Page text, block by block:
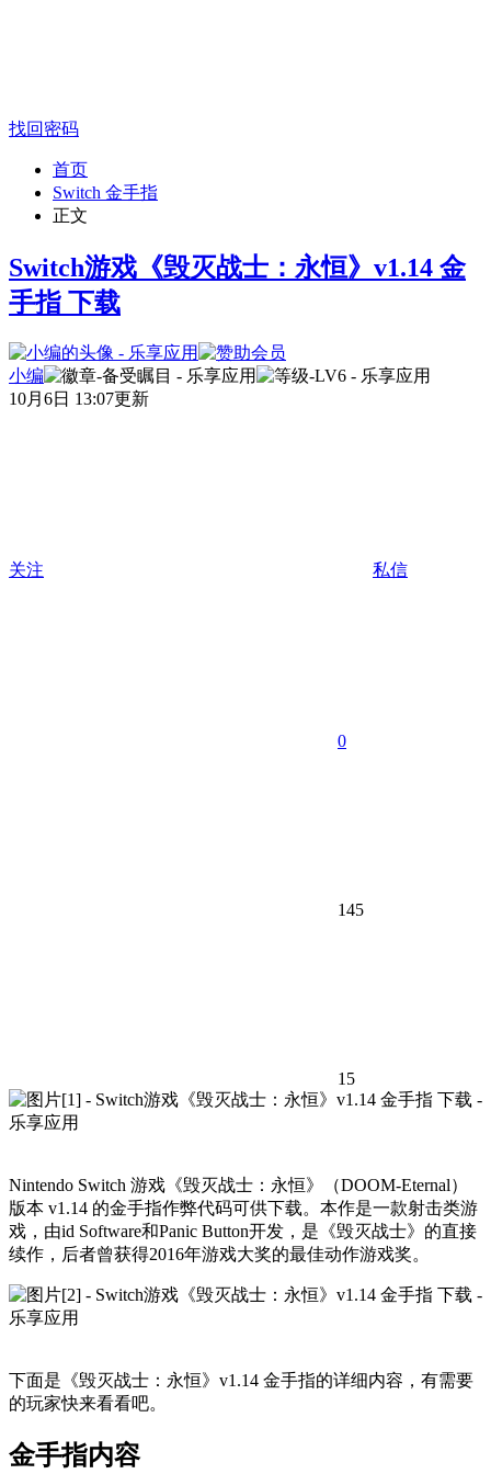
找回密码
首页
Switch 金手指
正文
Switch游戏《毁灭战士：永恒》v1.14 金
手指 下载
小编
10月6日 13:07更新
关注 私信
0
145
15
Nintendo Switch 游戏《毁灭战士：永恒》（DOOM-Eternal）
版本 v1.14 的金手指作弊代码可供下载。本作是一款射击类游
戏，由id Software和Panic Button开发，是《毁灭战士》的直接
续作，后者曾获得2016年游戏大奖的最佳动作游戏奖。
下面是《毁灭战士：永恒》v1.14 金手指的详细内容，有需要
的玩家快来看看吧。
金手指内容